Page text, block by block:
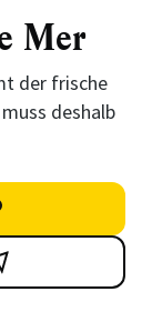
Mer
der frische
deshalb